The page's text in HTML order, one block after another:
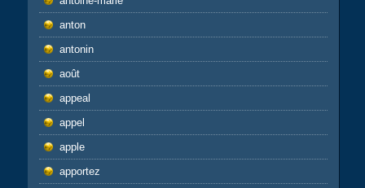
anton
antonin
août
appeal
appel
apple
apportez